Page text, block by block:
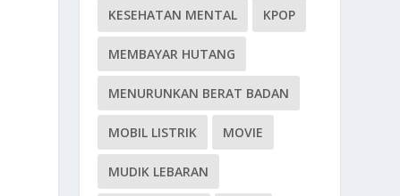
KESEHATAN MENTAL KPOP
MEMBAYAR HUTANG
MENURUNKAN BERAT BADAN
MOBIL LISTRIK MOVIE
MUDIK LEBARAN